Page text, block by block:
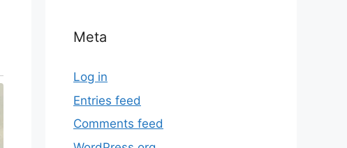
Meta
Log in
Entries feed
Comments feed